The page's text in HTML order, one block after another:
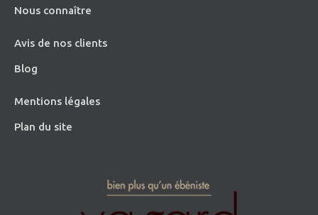
Nous connaître
Avis de nos clients
Blog
Mentions légales
Plan du site